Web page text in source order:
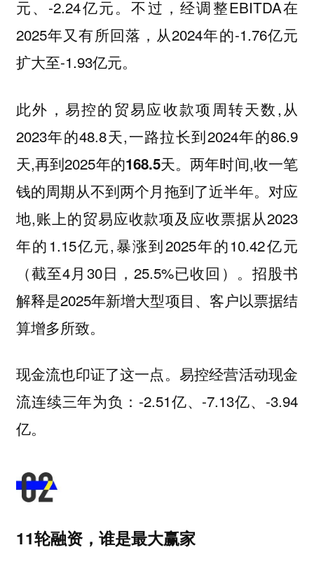
元、-2.24亿元。不过，经调整EBITDA在
2025年又有所回落，从2024年的-1.76亿元
扩大至-1.93亿元。
此外，易控的贸易应收款项周转天数,从
2023年的48.8天,一路拉长到2024年的86.9
天,再到2025年的168.5天。两年时间,收一笔
钱的周期从不到两个月拖到了近半年。对应
地,账上的贸易应收款项及应收票据从2023
年的1.15亿元,暴涨到2025年的10.42亿元
（截至4月30日，25.5%已收回）。招股书
解释是2025年新增大型项目、客户以票据结
算增多所致。
现金流也印证了这一点。易控经营活动现金
流连续三年为负 ：-2.51亿、-7.13亿、-3.94
亿。
11轮融资，谁是最大赢家